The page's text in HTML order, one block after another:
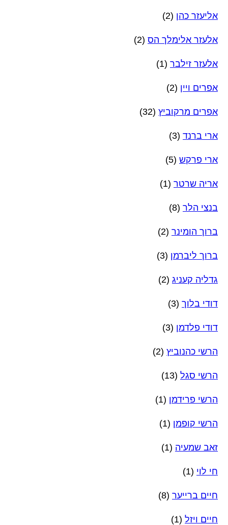
אליעזר כהן (2)
אלעזר אלימלך הס (2)
אלעזר זילבר (1)
אפרים ויין (2)
אפרים מרקוביץ (32)
ארי ברנד (3)
ארי פרקש (5)
אריה שרטר (1)
בנצי הלר (8)
ברוך הומינר (2)
ברוך ליברמן (3)
גדליה קעניג (2)
דודי בלוך (3)
דודי פלדמן (3)
הרשי כהנוביץ (2)
הרשי סגל (13)
הרשי פרידמן (1)
הרשי קופמן (1)
זאב שמעיה (1)
חי לוי (1)
חיים ברייער (8)
חיים ויזל (1)